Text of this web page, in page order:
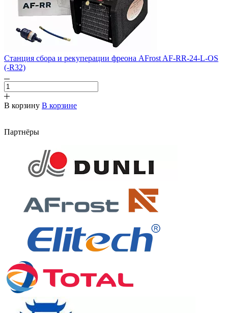
Станция сбора и рекуперации фреона AFrost AF-RR-24-L-OS
(-R32)
В корзину В корзине
Партнёры